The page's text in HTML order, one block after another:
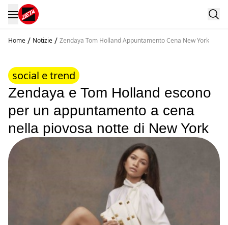
Home / Notizie / Zendaya Tom Holland Appuntamento Cena New York
social e trend
Zendaya e Tom Holland escono
per un appuntamento a cena
nella piovosa notte di New York